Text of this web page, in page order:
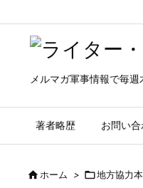
メルマガ軍事情報で毎
著者略歴 お問い
ホーム > 地方協力